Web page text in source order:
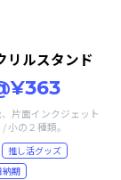
リルスタンド
片面インクジェット
小の２種類。
推し活グッズ
期